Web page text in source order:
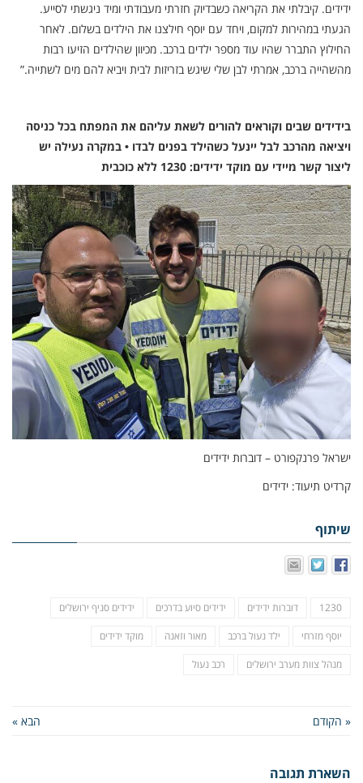
ידידים. קיבלתי את הקריאה כשבדיוק חזרתי מעבודתי ומיד ניגשתי לסייע.
הגעתי במהירות למקום, ויחד עם יוסף חילצנו את הילדים בשלום. לאחר
החילוץ התברר שהיו עוד מספר ילדים ברכב. מכיוון שהילדים הזיעו רבות
מהשהייה ברכב, אמרתי לבן שלי שיגש בזריזות לבית ויביא להם מים לשתייה.”
בידידים שבים וקוראים להורים לשאת עליהם את המפתח בכל כניסה
ויציאה מהרכב לבל יינעל כשהילד בפנים לבדו • במקרה נעילה יש
ליצור קשר מיידי עם מוקד ידידים: 1230 ללא כוכבית
ישראל פרנקפורט – דוברות ידידים
קרדיט תיעוד: ידידים
שיתוף
1230 דוברות ידידים ידידים סיוע בדרכים ידידים סניף ירושלים
יוסף מזרחי ילד נעול ברכב מאור וזאנה מוקד ידידים
מנהל צוות מערב ירושלים רכב נעול
« הקודם הבא »
השארת תגובה